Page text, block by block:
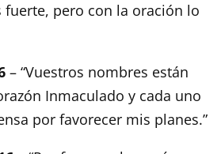
fuerte, pero con la oración lo
– “Vuestros nombres están
Inmaculado y cada uno
por favorecer mis planes.”